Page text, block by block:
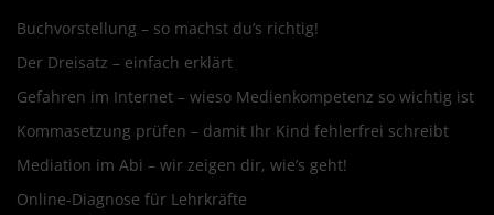
Buchvorstellung – so machst du’s richtig!
Der Dreisatz – einfach erklärt
Gefahren im Internet – wieso Medienkompetenz so wichtig ist
Kommasetzung prüfen – damit Ihr Kind fehlerfrei schreibt
Mediation im Abi – wir zeigen dir, wie’s geht!
Online-Diagnose für Lehrkräfte